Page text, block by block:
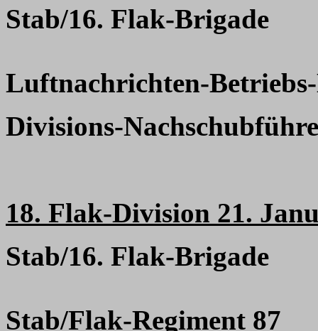
Stab/16. Flak-Brigade
Luftnachrichten-
Divisions-
18. Flak-Division 21.
Stab/16. Flak-Brigade
Stab/Flak-Regiment 87